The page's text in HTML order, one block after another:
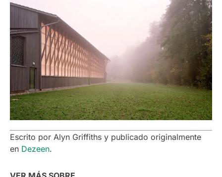
Escrito por Alyn Griffiths y publicado originalmente
en Dezeen.